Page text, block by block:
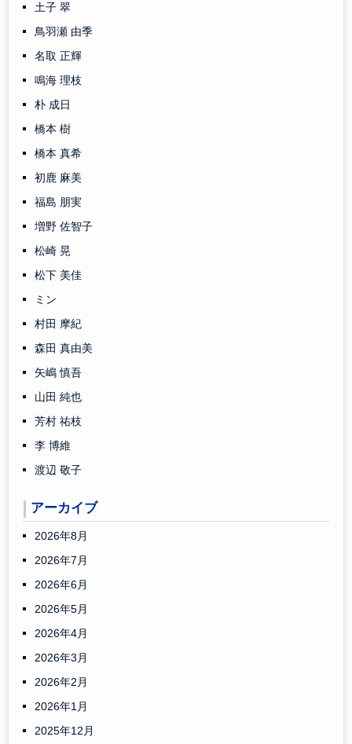
土子 翠
鳥羽瀬 由季
名取 正輝
鳴海 理枝
朴 成日
橋本 樹
橋本 真希
初鹿 麻美
福島 朋実
増野 佐智子
松崎 晃
松下 美佳
ミン
村田 摩紀
森田 真由美
矢嶋 慎吾
山田 純也
芳村 祐枝
李 博維
渡辺 敬子
アーカイブ
2026年8月
2026年7月
2026年6月
2026年5月
2026年4月
2026年3月
2026年2月
2026年1月
2025年12月